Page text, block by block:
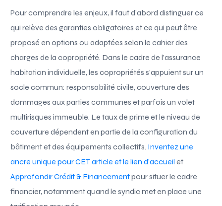
Pour comprendre les enjeux, il faut d’abord distinguer ce
qui relève des garanties obligatoires et ce qui peut être
proposé en options ou adaptées selon le cahier des
charges de la copropriété. Dans le cadre de l’assurance
habitation individuelle, les copropriétés s’appuient sur un
socle commun: responsabilité civile, couverture des
dommages aux parties communes et parfois un volet
multirisques immeuble. Le taux de prime et le niveau de
couverture dépendent en partie de la configuration du
bâtiment et des équipements collectifs. Inventez une
ancre unique pour CET article et le lien d’accueil et
Approfondir Crédit & Financementpour situer le cadre
financier, notamment quand le syndic met en place une